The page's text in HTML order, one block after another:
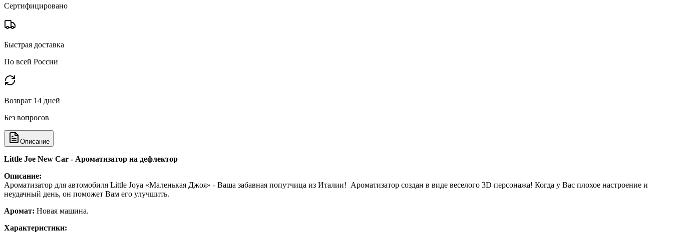
Сертифицировано
Быстрая доставка
По всей России
Возврат 14 дней
Без вопросов
Описание
Little Joe New Car - Ароматизатор на дефлектор
Описание:
Ароматизатор для автомобиля Little Joya «Маленькая Джоя» - Ваша забавная попутчица из Италии! Ароматизатор создан в виде веселого 3D персонажа! Когда у Вас плохое настроение и
неудачный день, он поможет Вам его улучшить.
Аромат: Новая машина.
Характеристики: